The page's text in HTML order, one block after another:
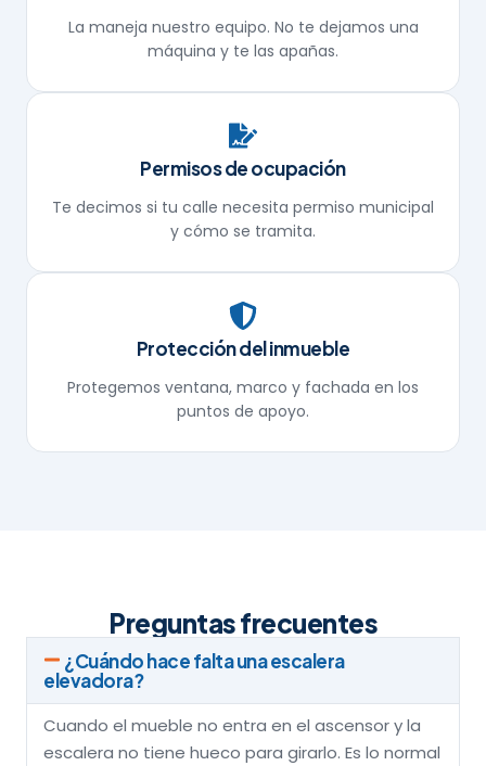
La maneja nuestro equipo. No te dejamos una
máquina y te las apañas.
Permisos de ocupación
Te decimos si tu calle necesita permiso municipal
y cómo se tramita.
Protección del inmueble
Protegemos ventana, marco y fachada en los
puntos de apoyo.
Preguntas frecuentes
¿Cuándo hace falta una escalera
elevadora?
Cuando el mueble no entra en el ascensor y la
escalera no tiene hueco para girarlo. Es lo normal